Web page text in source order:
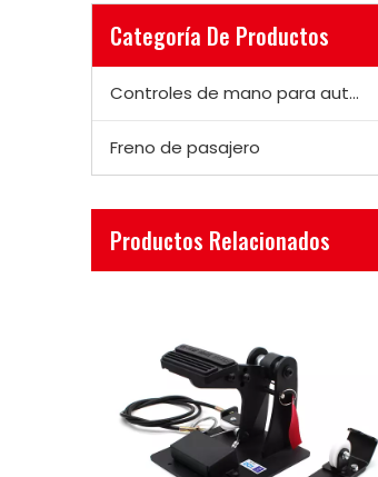
Categoría De Productos
Controles de mano para autos
Freno de pasajero
Productos Relacionados